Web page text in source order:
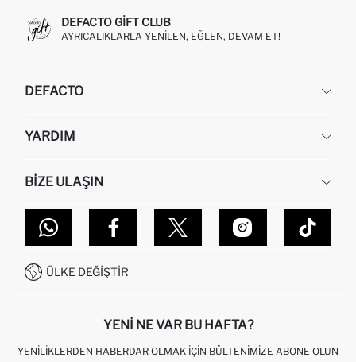
DEFACTO GIFT CLUB
AYRICALIKLARLA YENILEN, EĞLEN, DEVAM ET!
DEFACTO
HAKKIMIZDA
KURUMSAL SATIŞ
DEFACTO TEKNOLOJI
SITEMAP
YARDIM
SIPARIŞIMI NASIL TAKIP EDERIM?
NASIL İADE EDERIM?
GIFT CLUB SIKÇA SORULAN SORULAR
İŞLEM REHBERI
KAMPANYALAR
BIZE ULAŞIN
MAĞAZALARIMIZ
İLETIŞIM FORMU
0850 333 22 86
ÜLKE DEĞIŞTIR
YENI NE VAR BU HAFTA?
YENILIKLERDEN HABERDAR OLMAK İÇIN BÜLTENIMIZE ABONE OLUN